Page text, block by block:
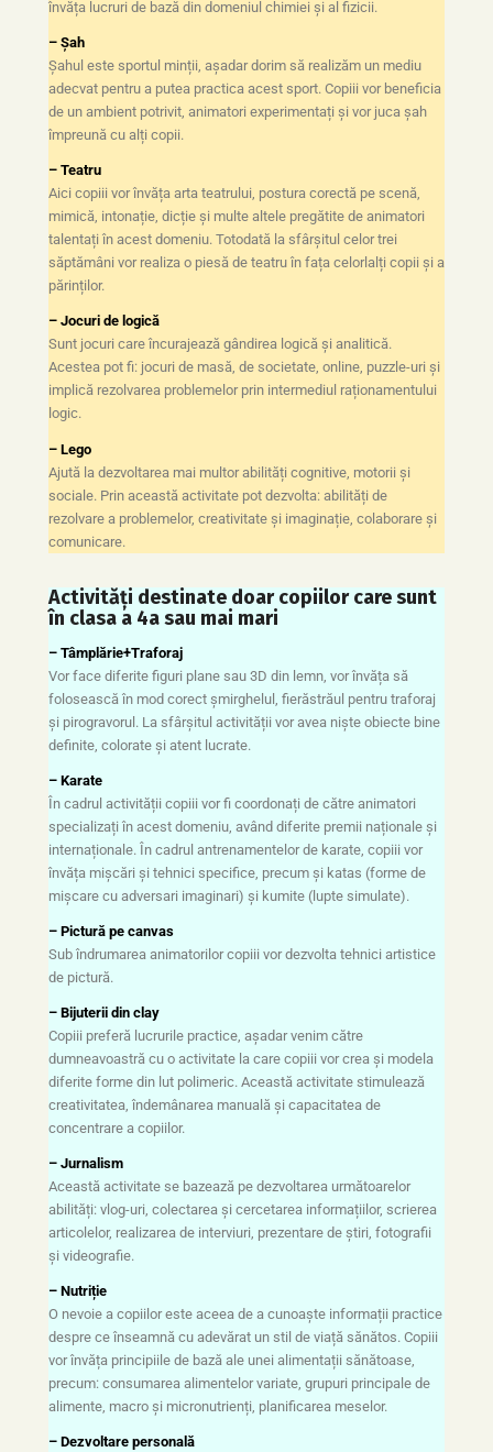
învăța lucruri de bază din domeniul chimiei și al fizicii.
– Șah
Șahul este sportul minții, așadar dorim să realizăm un mediu
adecvat pentru a putea practica acest sport. Copiii vor beneficia
de un ambient potrivit, animatori experimentați și vor juca șah
împreună cu alți copii.
– Teatru
Aici copiii vor învăța arta teatrului, postura corectă pe scenă,
mimică, intonație, dicție și multe altele pregătite de animatori
talentați în acest domeniu. Totodată la sfârșitul celor trei
săptămâni vor realiza o piesă de teatru în fața celorlalți copii și a
părinților.
– Jocuri de logică
Sunt jocuri care încurajează gândirea logică și analitică.
Acestea pot fi: jocuri de masă, de societate, online, puzzle-uri și
implică rezolvarea problemelor prin intermediul raționamentului
logic.
– Lego
Ajută la dezvoltarea mai multor abilități cognitive, motorii și
sociale. Prin această activitate pot dezvolta: abilități de
rezolvare a problemelor, creativitate și imaginație, colaborare și
comunicare.
Activități destinate doar copiilor care sunt
în clasa a 4a sau mai mari
– Tâmplărie+Traforaj
Vor face diferite figuri plane sau 3D din lemn, vor învăța să
folosească în mod corect șmirghelul, fierăstrăul pentru traforaj
și pirogravorul. La sfârșitul activității vor avea niște obiecte bine
definite, colorate și atent lucrate.
– Karate
În cadrul activității copiii vor fi coordonați de către animatori
specializați în acest domeniu, având diferite premii naționale și
internaționale. În cadrul antrenamentelor de karate, copiii vor
învăța mișcări și tehnici specifice, precum și katas (forme de
mișcare cu adversari imaginari) și kumite (lupte simulate).
– Pictură pe canvas
Sub îndrumarea animatorilor copiii vor dezvolta tehnici artistice
de pictură.
– Bijuterii din clay
Copiii preferă lucrurile practice, așadar venim către
dumneavoastră cu o activitate la care copiii vor crea și modela
diferite forme din lut polimeric. Această activitate stimulează
creativitatea, îndemânarea manuală și capacitatea de
concentrare a copiilor.
– Jurnalism
Această activitate se bazează pe dezvoltarea următoarelor
abilități: vlog-uri, colectarea și cercetarea informațiilor, scrierea
articolelor, realizarea de interviuri, prezentare de știri, fotografii
și videografie.
– Nutriție
O nevoie a copiilor este aceea de a cunoaște informații practice
despre ce înseamnă cu adevărat un stil de viață sănătos. Copiii
vor învăța principiile de bază ale unei alimentații sănătoase,
precum: consumarea alimentelor variate, grupuri principale de
alimente, macro și micronutrienți, planificarea meselor.
– Dezvoltare personală